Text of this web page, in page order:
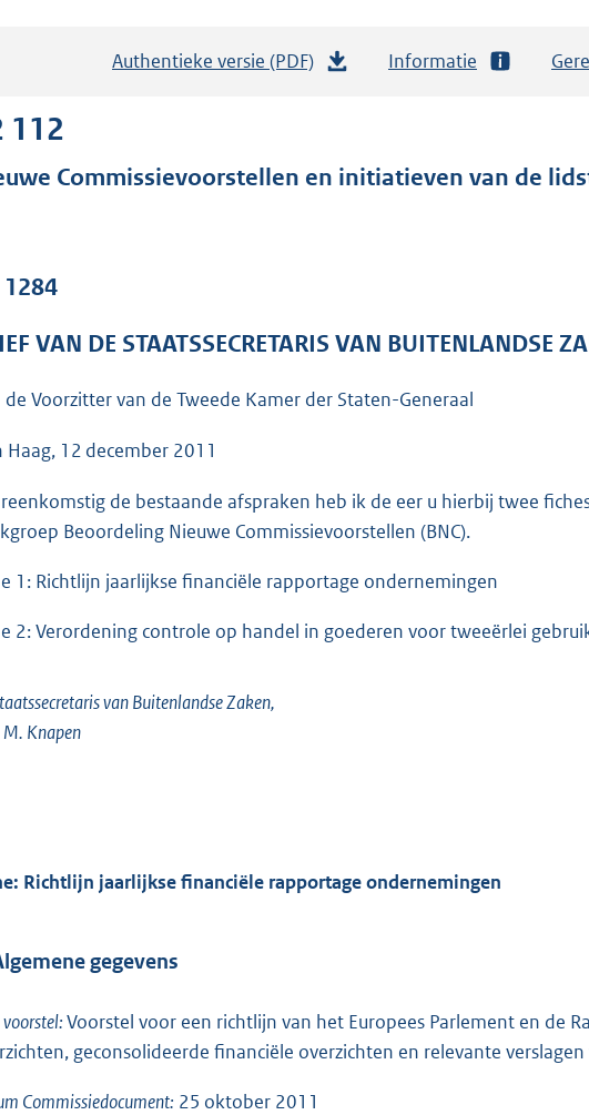
Authentieke versie (PDF)
a
r
o
:
6
3
b
Informatie
112
Commissievoorstellen en initiatieven van de
1284
VAN DE STAATSSECRETARIS VAN BUITENLANDSE
de Voorzitter van de Tweede Kamer der Staten-Generaal
Haag, 12 december 2011
de bestaande afspraken heb ik de eer u hierbij twee
Beoordeling Nieuwe Commissievoorstellen (BNC).
1: Richtlijn jaarlijkse financiële rapportage ondernemingen
2: Verordening controle op handel in goederen voor tweeërlei
van Buitenlandse Zaken,
M. Knapen
Richtlijn jaarlijkse financiële rapportage ondernemingen
gegevens
Voorstel voor een richtlijn van het Europees Parlement en de
geconsolideerde financiële overzichten en relevante
Commissiedocument: 25 oktober 2011